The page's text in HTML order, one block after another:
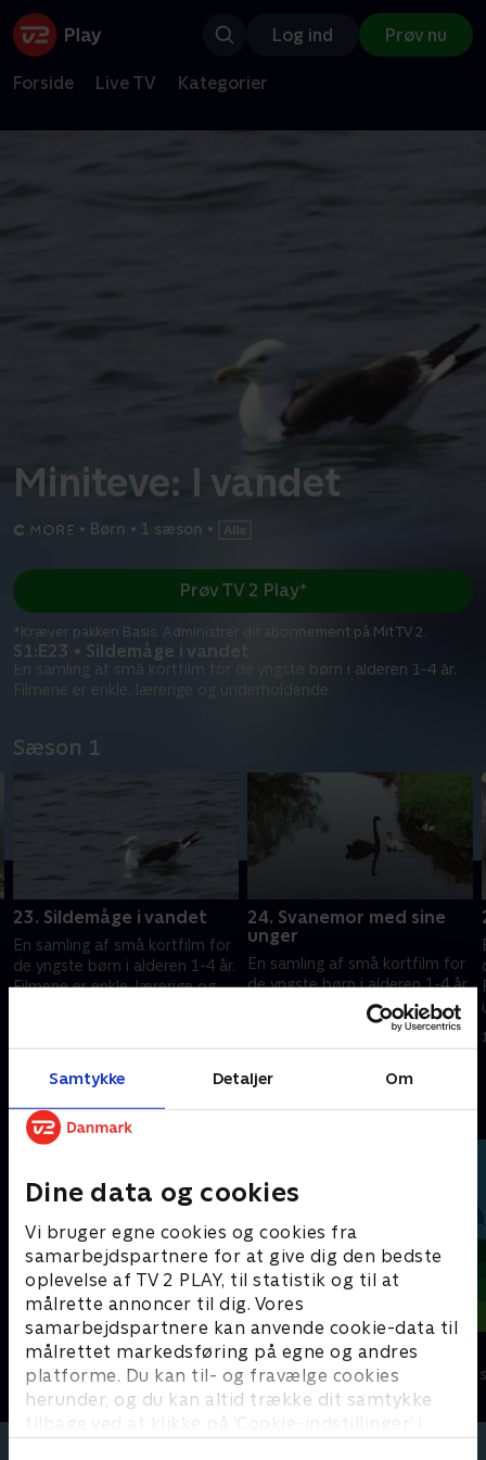
Samtykke Detaljer Om
Dine data og cookies
Vi bruger egne cookies og cookies fra
samarbejdspartnere for at give dig den bedste
oplevelse af TV 2 PLAY, til statistik og til at
målrette annoncer til dig. Vores
samarbejdspartnere kan anvende cookie-data til
målrettet markedsføring på egne og andres
platforme. Du kan til- og fravælge cookies
herunder, og du kan altid trække dit samtykke
tilbage ved at klikke på ’Cookie-indstillinger’ i
Log ind Prøv nu
Forside Live TV Kategorier
Miniteve: I vandet
• Børn • 1 sæson •
S1:E23 • Sildemåge i vandet
En samling af små kortfilm for de yngste børn i alderen 1-4 år.
Filmene er enkle, lærerige og underholdende.
Prøv TV 2 Play*
*Kræver pakken Basis. Administrer dit abonnement på Mit TV 2.
Sæson 1
23. Sildemåge i vandet
En samling af små kortfilm for
de yngste børn i alderen 1-4 år.
Filmene er enkle, lærerige og
24. Svanemor med sine
unger
En samling af små kortfilm for
de yngste børn i alderen 1-4 år.
Filmene er enkle, lærerige og
Andre så også
Miniteve: Verdens dyr
Børneserier • 1 sæsoner
Dino Deluxe
Børneserier • 1